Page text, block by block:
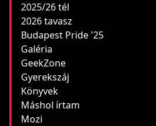
2025/26 tél
2026 tavasz
Budapest Pride '25
Galéria
GeekZone
Gyerekszáj
Könyvek
Máshol írtam
Mozi